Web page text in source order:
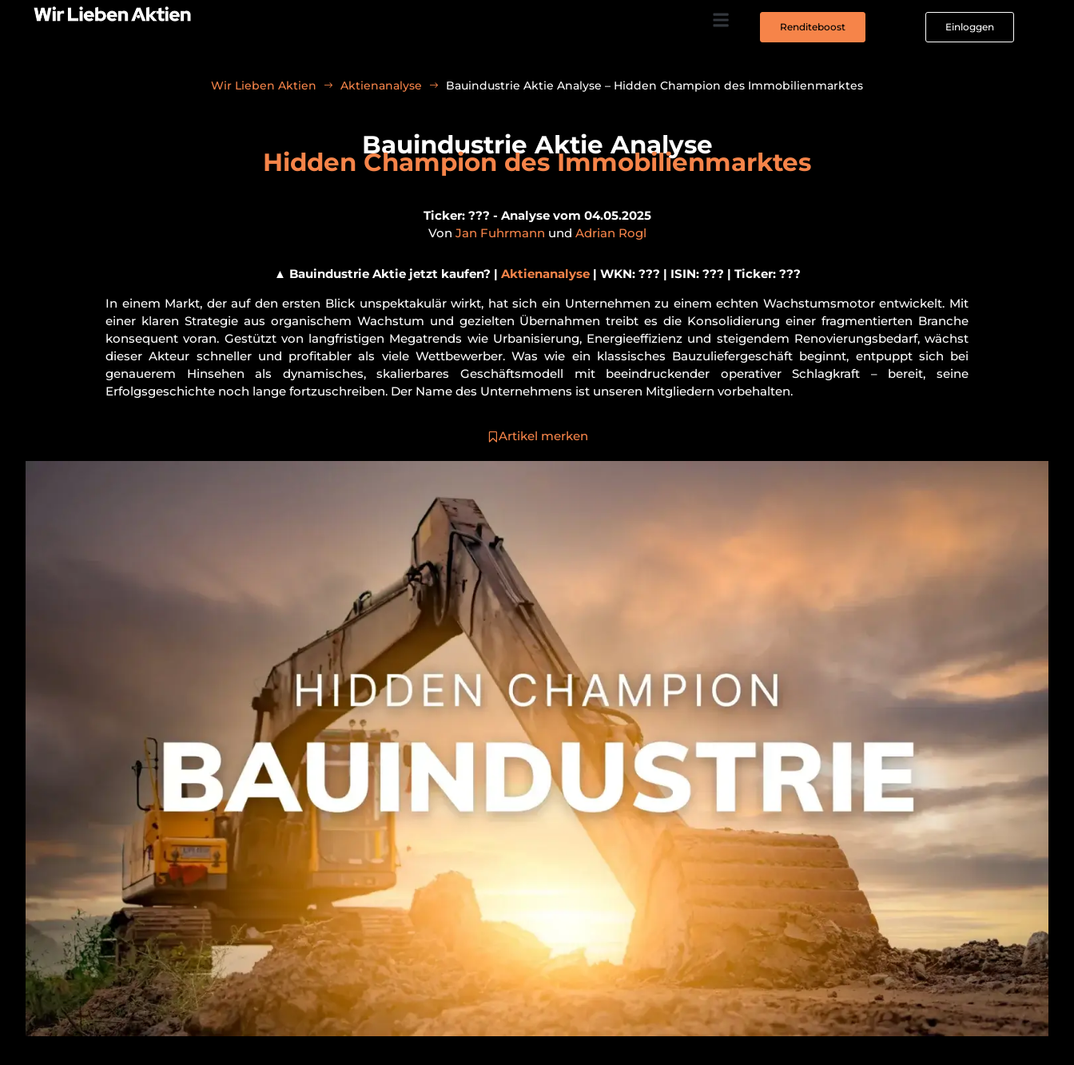
Renditeboost Einloggen
Wir Lieben Aktien Aktienanalyse Bauindustrie Aktie Analyse – Hidden Champion des Immobilienmarktes
Bauindustrie Aktie Analyse
Hidden Champion des Immobilienmarktes
Ticker: ??? - Analyse vom 04.05.2025
Von Jan Fuhrmann und Adrian Rogl
▲ Bauindustrie Aktie jetzt kaufen? | Aktienanalyse| WKN: ??? | ISIN: ??? | Ticker: ???
In einem Markt, der auf den ersten Blick unspektakulär wirkt, hat sich ein Unternehmen zu einem echten Wachstumsmotor entwickelt. Mit
einer klaren Strategie aus organischem Wachstum und gezielten Übernahmen treibt es die Konsolidierung einer fragmentierten Branche
konsequent voran. Gestützt von langfristigen Megatrends wie Urbanisierung, Energieeffizienz und steigendem Renovierungsbedarf, wächst
dieser Akteur schneller und profitabler als viele Wettbewerber. Was wie ein klassisches Bauzuliefergeschäft beginnt, entpuppt sich bei
genauerem Hinsehen als dynamisches, skalierbares Geschäftsmodell mit beeindruckender operativer Schlagkraft – bereit, seine
Erfolgsgeschichte noch lange fortzuschreiben. Der Name des Unternehmens ist unseren Mitgliedern vorbehalten.
Artikel merken